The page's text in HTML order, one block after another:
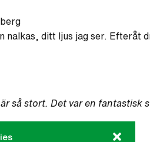
ditt ljus jag ser. Efteråt
så stort. Det var en fantastisk